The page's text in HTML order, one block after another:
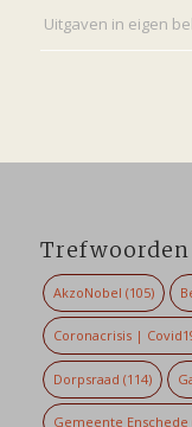
Uitgaven in eigen
Trefwoorden
AkzoNobel (105)
Coronacrisis |
Dorpsraad (114)
Gemeente Enschede